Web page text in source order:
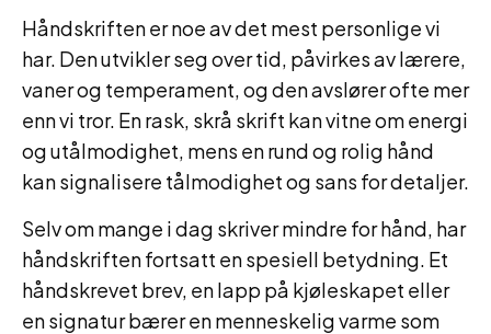
Håndskriften er noe av det mest personlige vi
har. Den utvikler seg over tid, påvirkes av lærere,
vaner og temperament, og den avslører ofte mer
enn vi tror. En rask, skrå skrift kan vitne om energi
og utålmodighet, mens en rund og rolig hånd
kan signalisere tålmodighet og sans for detaljer.
Selv om mange i dag skriver mindre for hånd, har
håndskriften fortsatt en spesiell betydning. Et
håndskrevet brev, en lapp på kjøleskapet eller
en signatur bærer en menneskelig varme som